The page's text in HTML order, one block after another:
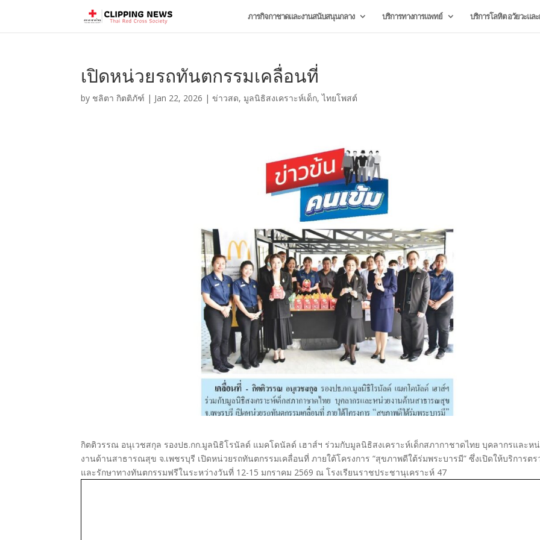
ภารกิจกาชาดและงานสนับสนุนกลาง บริการทางการแพทย์ บริการโลหิต อวัยวะแ
เปิดหน่วยรถทันตกรรมเคลื่อนที่
by ชลิตา กิตติภัฑ์ | Jan 22, 2026 |ข่าวสด, มูลนิธิสงเคราะห์เด็ก,ไทยโพสต์
กิตติวรรณ อนุเวชสกุล รองปธ.กก.มูลนิธิโรนัลด์ แมคโดนัลด์ เฮาส์ฯ ร่วมกับมูลนิธิสงเคราะห์เด็กสภากาชาดไทย บุคลากรและห
งานด้านสาธารณสุข จ.เพชรบุรี เปิดหน่วยรถทันตกรรมเคลื่อนที่ ภายใต้โครงการ “สุขภาพดีใต้ร่มพระบารมี” ซึ่งเปิดให้บริการตร
และรักษาทางทันตกรรมฟรีในระหว่างวันที่ 12-15 มกราคม 2569 ณ โรงเรียนราชประชานุเคราะห์ 47